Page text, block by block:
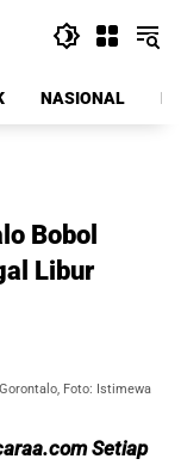
NASIONAL
Bobol
Libur
Foto: Istimewa
Setiap